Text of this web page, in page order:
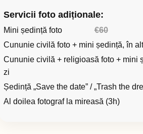
Servicii foto adiționale:
Mini ședință foto €60
Cununie civilă foto + mini ședință, în
Cununie civilă + religioasă foto + mini
zi
Ședință „Save the date” / „Trash the
Al doilea fotograf la mireasă (3h)